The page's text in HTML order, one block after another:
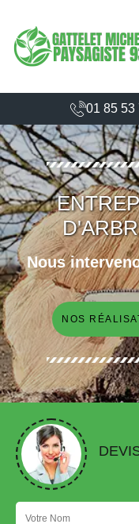
01 85 53
Nous
NOS